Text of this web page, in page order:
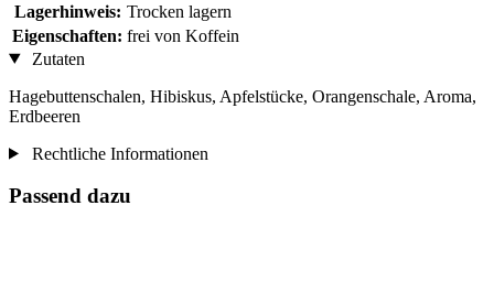
Lagerhinweis: Trocken lagern
Eigenschaften: frei von Koffein
Zutaten
Hagebuttenschalen, Hibiskus, Apfelstücke, Orangenschale, Aroma,
Erdbeeren
Rechtliche Informationen
Passend dazu